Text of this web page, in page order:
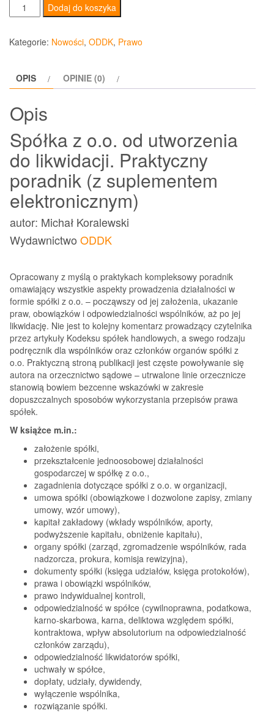
ilość
Spółka
utworzenia
likwidacji
Praktyczny
poradnik
Dodaj do koszyka
Kategorie: Nowości, ODDK, Prawo
OPIS OPINIE (0)
Opis
Spółka z o.o. od utworzenia
do likwidacji. Praktyczny
poradnik (z suplementem
elektronicznym)
autor: Michał Koralewski
Wydawnictwo ODDK
Opracowany z myślą o praktykach kompleksowy poradnik
omawiający wszystkie aspekty prowadzenia działalności w
formie spółki z o.o. – począwszy od jej założenia, ukazanie
praw, obowiązków i odpowiedzialności wspólników, aż po jej
likwidację. Nie jest to kolejny komentarz prowadzący czytelnika
przez artykuły Kodeksu spółek handlowych, a swego rodzaju
podręcznik dla wspólników oraz członków organów spółki z
o.o. Praktyczną stroną publikacji jest częste powoływanie się
autora na orzecznictwo sądowe – utrwalone linie orzecznicze
stanowią bowiem bezcenne wskazówki w zakresie
dopuszczalnych sposobów wykorzystania przepisów prawa
spółek.
W książce m.in.:
założenie spółki,
przekształcenie jednoosobowej działalności
gospodarczej w spółkę z o.o.,
zagadnienia dotyczące spółki z o.o. w organizacji,
umowa spółki (obowiązkowe i dozwolone zapisy, zmiany
umowy, wzór umowy),
kapitał zakładowy (wkłady wspólników, aporty,
podwyższenie kapitału, obniżenie kapitału),
organy spółki (zarząd, zgromadzenie wspólników, rada
nadzorcza, prokura, komisja rewizyjna),
dokumenty spółki (księga udziałów, księga protokołów),
prawa i obowiązki wspólników,
prawo indywidualnej kontroli,
odpowiedzialność w spółce (cywilnoprawna, podatkowa,
karno-skarbowa, karna, deliktowa względem spółki,
kontraktowa, wpływ absolutorium na odpowiedzialność
członków zarządu),
odpowiedzialność likwidatorów spółki,
uchwały w spółce,
dopłaty, udziały, dywidendy,
wyłączenie wspólnika,
rozwiązanie spółki.